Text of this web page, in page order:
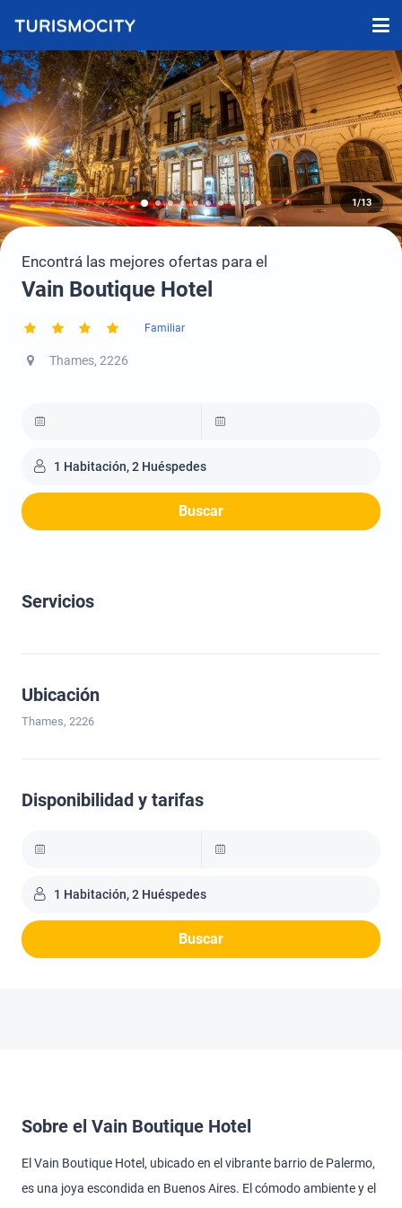
1/13
Encontrá las mejores ofertas para el
Vain Boutique Hotel
Familiar
Thames, 2226
1 Habitación, 2 Huéspedes
Buscar
Servicios
Ubicación
Thames, 2226
Disponibilidad y tarifas
1 Habitación, 2 Huéspedes
Buscar
Sobre el Vain Boutique Hotel
El Vain Boutique Hotel, ubicado en el vibrante barrio de Palermo,
es una joya escondida en Buenos Aires. El cómodo ambiente y el